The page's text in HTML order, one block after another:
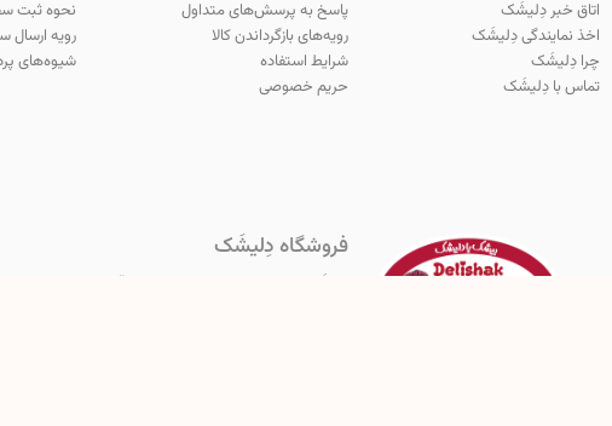
اتاق خبر دِلیشَک
اخذ نمایندگی دِلیشَک
چرا دِلیشَک
تماس با دِلیشَک
پاسخ به پرسش‌های متداول
رویه‌های بازگرداندن کالا
شرایط استفاده
حریم خصوصی
نحوه ثبت
رویه ارسال
شیوه‌های
فروشگاه دِلیشَک
دِلیشَک اولین و‌ تنها تولید کننده معتبر و قانونی دسرهای